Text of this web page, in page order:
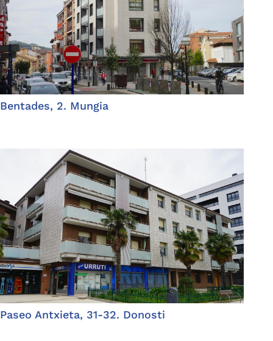
Bentades, 2. Mungia
Paseo Antxieta, 31-32. Donosti